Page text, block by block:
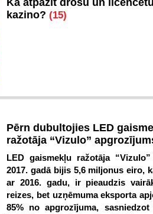
Kā atpazīt drošu un
kazino? (15)
Pērn dubultojies LED
ražotāja “Vizulo”
LED gaismekļu ražotāja
2017. gadā bijis 5,6 miljonus eiro,
ar 2016. gadu, ir pieaudzis
reizes, bet uzņēmuma eksporta
85% no apgrozījuma,